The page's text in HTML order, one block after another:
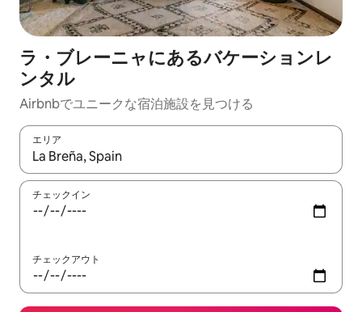
ラ・ブレーニャにあるバケーションレ
ンタル
Airbnbでユニークな宿泊施設を見つける
エリア
検索結果が表示されたら、上下の矢印キーを使って移動するか
チェックイン
チェックアウト